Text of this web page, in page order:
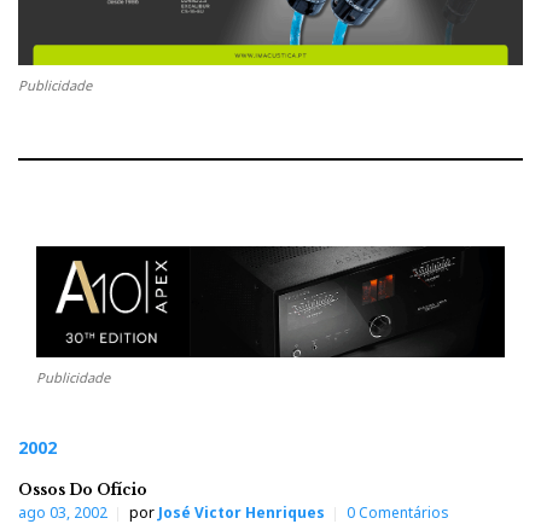
Publicidade
Publicidade
2002
Ossos Do Ofício
ago 03, 2002 por José Victor Henriques 0 Comentários